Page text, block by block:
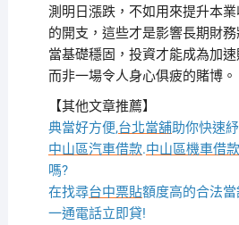
測明日漲跌，不如用來提升本
的開支，這些才是影響長期財務
當基礎穩固，投資才能成為加速
而非一場令人身心俱疲的賭博。
【其他文章推薦】
典當好方便,台北當舖助你快速
中山區汽車借款.中山區機車借款
嗎?
在找尋台中票貼額度高的合法
一通電話立即貸!